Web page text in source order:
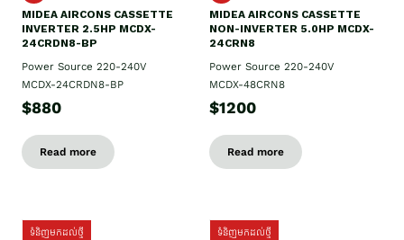
MIDEA AIRCONS CASSETTE
INVERTER 2.5HP MCDX-
24CRDN8-BP
Power Source 220-240V
MCDX-24CRDN8-BP
$880
Read more
MIDEA AIRCONS CASSETTE
NON-INVERTER 5.0HP MCDX-
24CRN8
Power Source 220-240V
MCDX-48CRN8
$1200
Read more
ទំនិញមកដល់ថ្មី
ទំនិញមកដល់ថ្មី